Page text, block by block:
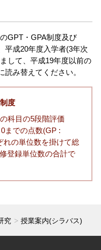
GPT・GPA制度及び
平成20年度入学者(3年次
して、平成19年度以前の
み替えてください。
度
科目の5段階評価
までの点数(GP :
れの単位数を掛けて総
登録単位数の合計で
究 授業案内(シラバス)